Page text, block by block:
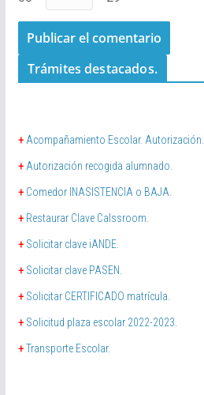
Trámites destacados.
+ Acompañamiento Escolar. Autorización.
+ Autorización recogida alumnado.
+ Comedor INASISTENCIA o BAJA.
+ Restaurar Clave Calssroom.
+ Solicitar clave iANDE.
+ Solicitar clave PASEN.
+ Solicitar CERTIFICADO matrícula.
+ Solicitud plaza escolar 2022-2023.
+Transporte Escolar.